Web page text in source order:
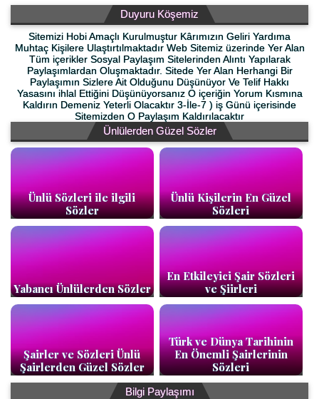
Duyuru Köşemiz
Sitemizi Hobi Amaçlı Kurulmuştur Kârımızın Geliri Yardıma
Muhtaç Kişilere Ulaştırtılmaktadır Web Sitemiz üzerinde Yer Alan
Tüm içerikler Sosyal Paylaşım Sitelerinden Alıntı Yapılarak
Paylaşımlardan Oluşmaktadır. Sitede Yer Alan Herhangi Bir
Paylaşımın Sizlere Ait Olduğunu Düşünüyor Ve Telif Hakkı
Yasasını ihlal Ettiğini Düşünüyorsanız O içeriğin Yorum Kısmına
Kaldırın Demeniz Yeterli Olacaktır 3-İle-7 ) iş Günü içerisinde
Sitemizden O Paylaşım Kaldırılacaktır
Ünlülerden Güzel Sözler
Ünlü Sözleri ile ilgili
Sözler
Ünlü Kişilerin En Güzel
Sözleri
Yabancı Ünlülerden Sözler
En Etkileyici Şair Sözleri
ve Şiirleri
Şairler ve Sözleri Ünlü
Şairlerden Güzel Sözler
Türk ve Dünya Tarihinin
En Önemli Şairlerinin
Sözleri
Bilgi Paylaşımı